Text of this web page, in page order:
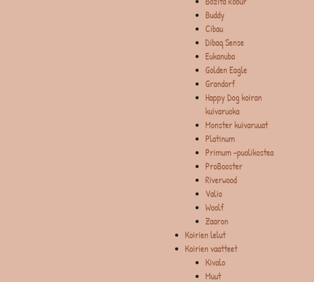
Buddy
Cibau
Dibaq Sense
Eukanuba
Golden Eagle
Grandorf
Happy Dog koiran
kuivaruoka
Monster kuivaruuat
Platinum
Primum -puolikostea
ProBooster
Riverwood
Valio
Woolf
Zaaron
Koirien lelut
Koirien vaatteet
Kivalo
Muut